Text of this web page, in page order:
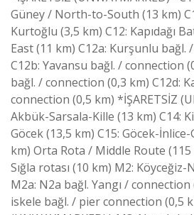
Güney / North-to-South (13 km)
Kurtoğlu (3,5 km) C12: Kapıdağı
East (11 km) C12a: Kurşunlu bağl.
C12b: Yavansu bağl. / connection
bağl. / connection (0,3 km) C12d:
connection (0,5 km) *İŞARETSİZ
Akbük-Sarsala-Kille (13 km) C14:
Göcek (13,5 km) C15: Göcek-
km) Orta Rota / Middle Route
Sığla rotası (10 km) M2:
M2a: N2a bağl. Yangı /
iskele bağl. / pier connection (0,5